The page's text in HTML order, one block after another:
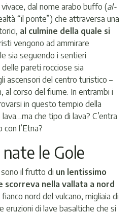
dal nome arabo buffo (al-
“il ponte”) che attraversa una
al culmine della quale si
vengono ad ammirare
sia seguendo i sentieri
delle pareti rocciose sia
ascensori del centro turistico –
al corso del fiume. In entrambi i
in questo tempio della
che tipo di lava? C’entra
l’Etna?
le Gole
sono il frutto di un lentissimo
scorreva nella vallata a nord
nord del vulcano, migliaia di
eruzioni di lave basaltiche che si